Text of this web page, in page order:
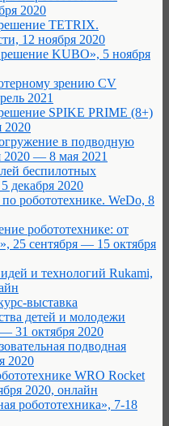
2020
TETRIX.
12 ноября 2020
KUBO», 5 ноября
зрению CV
2021
SPIKE PRIME (8+)
2020
в подводную
2020 — 8 мая 2021
беспилотных
декабря 2020
робототехнике. WeDo, 8
робототехнике: от
25 сентября — 15 октября
и технологий Rukami,
выставка
детей и молодежи
31 октября 2020
подводная
2020
WRO Rocket
2020, онлайн
робототехника», 7-18